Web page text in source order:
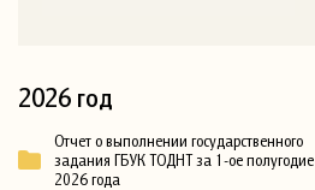
2026 год
Отчет о выполнении государственного
задания ГБУК ТОДНТ за 1-ое полугодие
2026 года